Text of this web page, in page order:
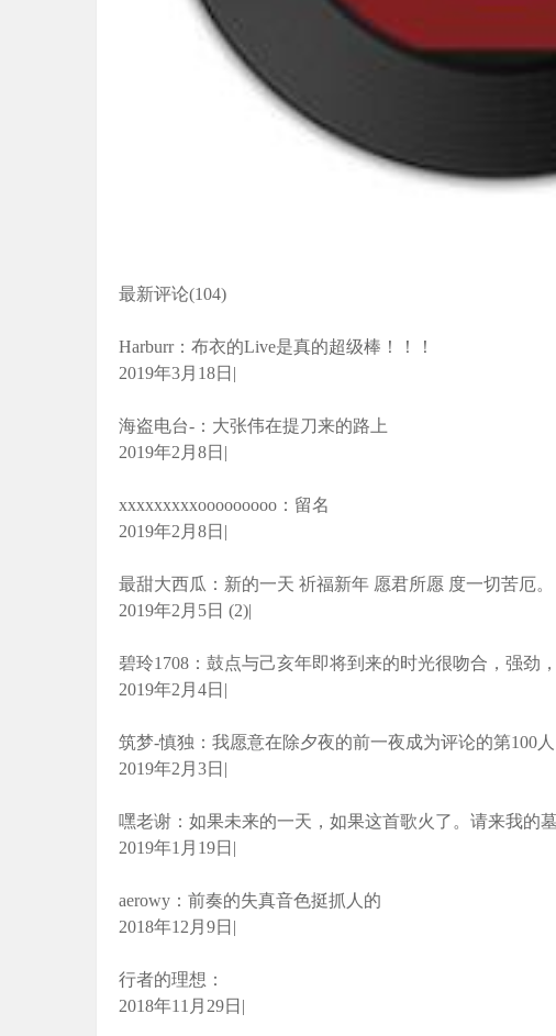
最新评论(104)
Harburr：布衣的Live是真的超级棒！！！
2019年3月18日|
海盗电台-：大张伟在提刀来的路上
2019年2月8日|
xxxxxxxxxooooooooo：留名
2019年2月8日|
最甜大西瓜：新的一天 祈福新年 愿君所愿 度一切苦厄。
2019年2月5日 (2)|
碧玲1708：鼓点与己亥年即将到来的时光很吻合，强劲
2019年2月4日|
筑梦-慎独：我愿意在除夕夜的前一夜成为评论的第100人
2019年2月3日|
嘿老谢：如果未来的一天，如果这首歌火了。请来我的
2019年1月19日|
aerowy：前奏的失真音色挺抓人的
2018年12月9日|
行者的理想：
2018年11月29日|